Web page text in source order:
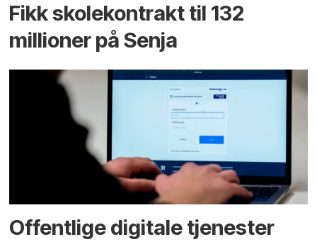
Fikk skole­kontrakt til 132
millioner på Senja
Offentlige digitale tjenester